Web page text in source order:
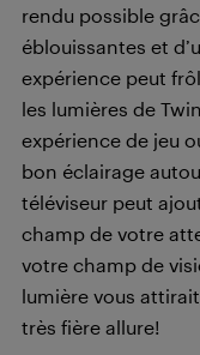
rendu possible
éblouissantes et
expérience peut
les lumières de
expérience de jeu
bon éclairage
téléviseur peut
champ de votre
votre champ de
lumière vous
très fière allure!